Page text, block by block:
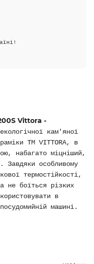
Vittora -
кам'яної
ТМ VITTORA, в
набагато міцніший,
Завдяки особливому
термостійкості,
не боїться різких
в
машині.